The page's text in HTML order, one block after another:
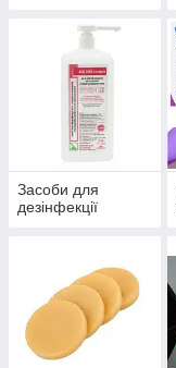
Засоби для
дезінфекції